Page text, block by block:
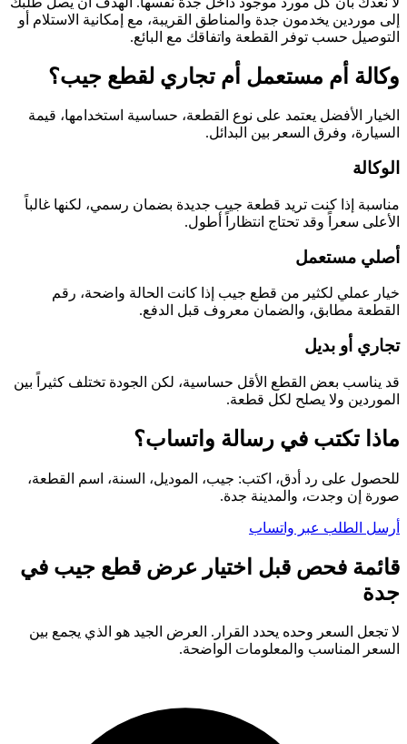
إلى موردين يخدمون جدة والمناطق القريبة، مع إمكانية الاستلام أو
التوصيل حسب توفر القطعة واتفاقك مع البائع.
وكالة أم مستعمل أم تجاري لقطع جيب؟
الخيار الأفضل يعتمد على نوع القطعة، حساسية استخدامها، قيمة
السيارة، وفرق السعر بين البدائل.
الوكالة
مناسبة إذا كنت تريد قطعة جيب جديدة بضمان رسمي، لكنها غالباً
الأعلى سعراً وقد تحتاج انتظاراً أطول.
أصلي مستعمل
خيار عملي لكثير من قطع جيب إذا كانت الحالة واضحة، رقم
القطعة مطابق، والضمان معروف قبل الدفع.
تجاري أو بديل
قد يناسب بعض القطع الأقل حساسية، لكن الجودة تختلف كثيراً بين
الموردين ولا يصلح لكل قطعة.
ماذا تكتب في رسالة واتساب؟
للحصول على رد أدق، اكتب: جيب، الموديل، السنة، اسم القطعة،
صورة إن وجدت، والمدينة جدة.
أرسل الطلب عبر واتساب
قائمة فحص قبل اختيار عرض قطع جيب في
جدة
لا تجعل السعر وحده يحدد القرار. العرض الجيد هو الذي يجمع بين
السعر المناسب والمعلومات الواضحة.